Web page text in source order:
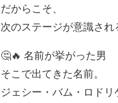
だからこそ、
次のステージが意識され
🤔🔥 名前が挙がった男
そこで出てきた名前。
ジェシー・バム・ロドリ